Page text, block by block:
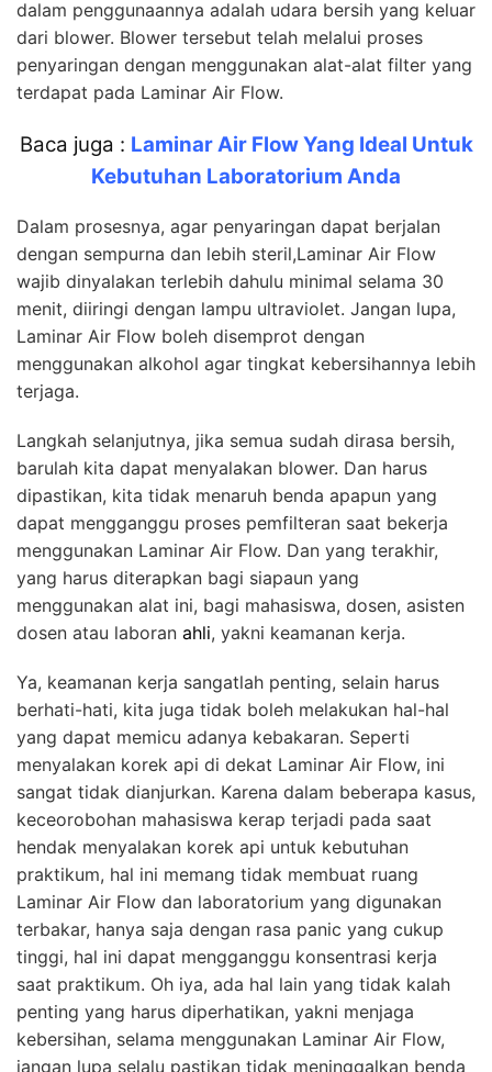
dalam penggunaannya adalah udara bersih yang keluar
dari blower. Blower tersebut telah melalui proses
penyaringan dengan menggunakan alat-alat filter yang
terdapat pada Laminar Air Flow.
Baca juga : Laminar Air Flow Yang Ideal Untuk
Kebutuhan Laboratorium Anda
Dalam prosesnya, agar penyaringan dapat berjalan
dengan sempurna dan lebih steril,Laminar Air Flow
wajib dinyalakan terlebih dahulu minimal selama 30
menit, diiringi dengan lampu ultraviolet. Jangan lupa,
Laminar Air Flow boleh disemprot dengan
menggunakan alkohol agar tingkat kebersihannya lebih
terjaga.
Langkah selanjutnya, jika semua sudah dirasa bersih,
barulah kita dapat menyalakan blower. Dan harus
dipastikan, kita tidak menaruh benda apapun yang
dapat mengganggu proses pemfilteran saat bekerja
menggunakan Laminar Air Flow. Dan yang terakhir,
yang harus diterapkan bagi siapaun yang
menggunakan alat ini, bagi mahasiswa, dosen, asisten
dosen atau laboran ahli, yakni keamanan kerja.
Ya, keamanan kerja sangatlah penting, selain harus
berhati-hati, kita juga tidak boleh melakukan hal-hal
yang dapat memicu adanya kebakaran. Seperti
menyalakan korek api di dekat Laminar Air Flow, ini
sangat tidak dianjurkan. Karena dalam beberapa kasus,
keceorobohan mahasiswa kerap terjadi pada saat
hendak menyalakan korek api untuk kebutuhan
praktikum, hal ini memang tidak membuat ruang
Laminar Air Flow dan laboratorium yang digunakan
terbakar, hanya saja dengan rasa panic yang cukup
tinggi, hal ini dapat mengganggu konsentrasi kerja
saat praktikum. Oh iya, ada hal lain yang tidak kalah
penting yang harus diperhatikan, yakni menjaga
kebersihan, selama menggunakan Laminar Air Flow,
jangan lupa selalu pastikan tidak meninggalkan benda